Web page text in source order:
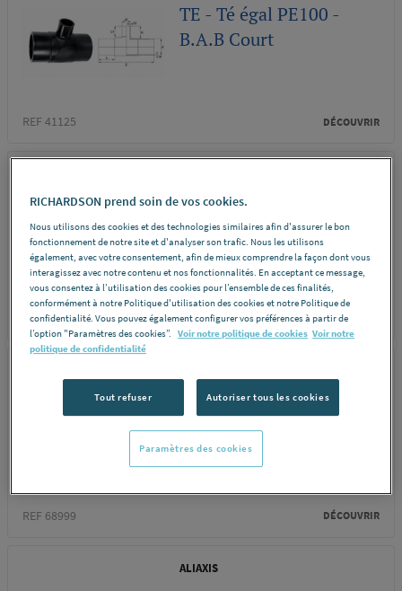
TE - Té égal PE100 -
B.A.B Court
REF 41125 DÉCOUVRIR
TE DE SECURITE
PE/ELS FRIALEN - FMF -
En kit
REF 68979 DÉCOUVRIR
TE DE SECURITE
PE/ELS FRIALEN - FMF -
En kit
REF 68999 DÉCOUVRIR
ALIAXIS
RICHARDSON prend soin de vos cookies.
Nous utilisons des cookies et des technologies similaires afin d'assurer le bon
fonctionnement de notre site et d'analyser son trafic. Nous les utilisons
également, avec votre consentement, afin de mieux comprendre la façon dont vous
interagissez avec notre contenu et nos fonctionnalités. En acceptant ce message,
vous consentez à l’utilisation des cookies pour l’ensemble de ces finalités,
conformément à notre Politique d'utilisation des cookies et notre Politique de
confidentialité. Vous pouvez également configurer vos préférences à partir de
l’option "Paramètres des cookies”.
Voir notre politique de cookies Voir notre
politique de confidentialité
Tout refuser Autoriser tous les cookies
Paramètres des cookies